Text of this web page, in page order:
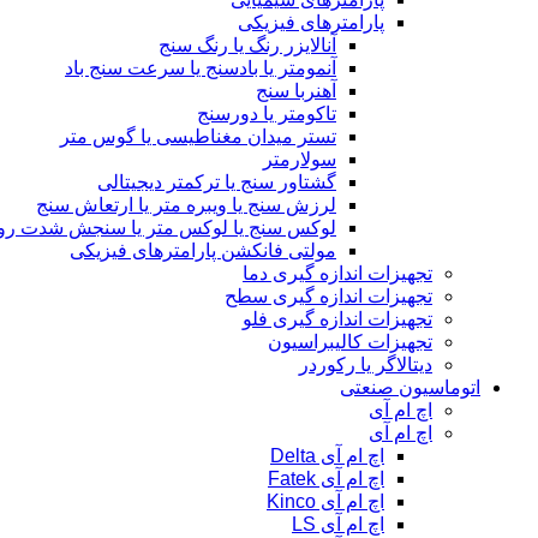
پارامترهای فیزیکی
آنالایزر رنگ یا رنگ سنج
آنمومتر یا بادسنج یا سرعت سنج باد
آهنربا سنج
تاکومتر یا دورسنج
تستر میدان مغناطیسی یا گوس متر
سولارمتر
گشتاور سنج یا ترکمتر دیجیتالی
لرزش سنج یا ویبره متر یا ارتعاش سنج
لوکس سنج یا لوکس متر یا سنجش شدت
مولتی فانکشن پارامترهای فیزیکی
تجهیزات اندازه گیری دما
تجهیزات اندازه گیری سطح
تجهیزات اندازه گیری فلو
تجهیزات کالیبراسیون
دیتالاگر یا رکوردر
اتوماسیون صنعتی
اچ ام آی
اچ ام آی
اچ ام آی Delta
اچ ام آی Fatek
اچ ام آی Kinco
اچ ام آی LS